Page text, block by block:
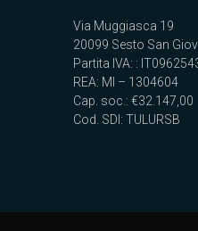
Via Muggiasca 19
20099 Sesto San
Partita IVA: :
REA: MI – 1304604
Cap. soc.: €32.147,00
Cod. SDI: TULURSB